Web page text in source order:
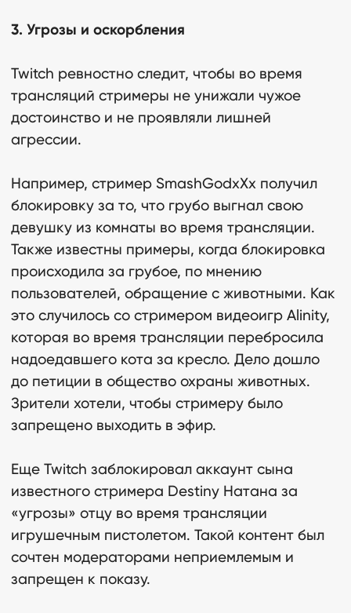
3. Угрозы и оскорбления
Twitch ревностно следит, чтобы во время
трансляций стримеры не унижали чужое
достоинство и не проявляли лишней
агрессии.
Например, стример SmashGodxXx получил
блокировку за то, что грубо выгнал свою
девушку из комнаты во время трансляции.
Также известны примеры, когда блокировка
происходила за грубое, по мнению
пользователей, обращение с животными. Как
это случилось со стримером видеоигр Alinity,
которая во время трансляции перебросила
надоедавшего кота за кресло. Дело дошло
до петиции в общество охраны животных.
Зрители хотели, чтобы стримеру было
запрещено выходить в эфир.
Еще Twitch заблокировал аккаунт сына
известного стримера Destiny Натана за
«угрозы» отцу во время трансляции
игрушечным пистолетом. Такой контент был
сочтен модераторами неприемлемым и
запрещен к показу.